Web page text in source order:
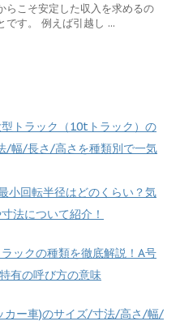
らこそ安定した収入を求めるの
です。 例えば引越し ...
型トラック（10tトラック）の
/幅/長さ/高さを種類別で一気
小回転半径はどのくらい？気
法について紹介！
ックの種類を徹底解説！A号
有の呼び方の意味
カー車)のサイズ/寸法/高さ/幅/